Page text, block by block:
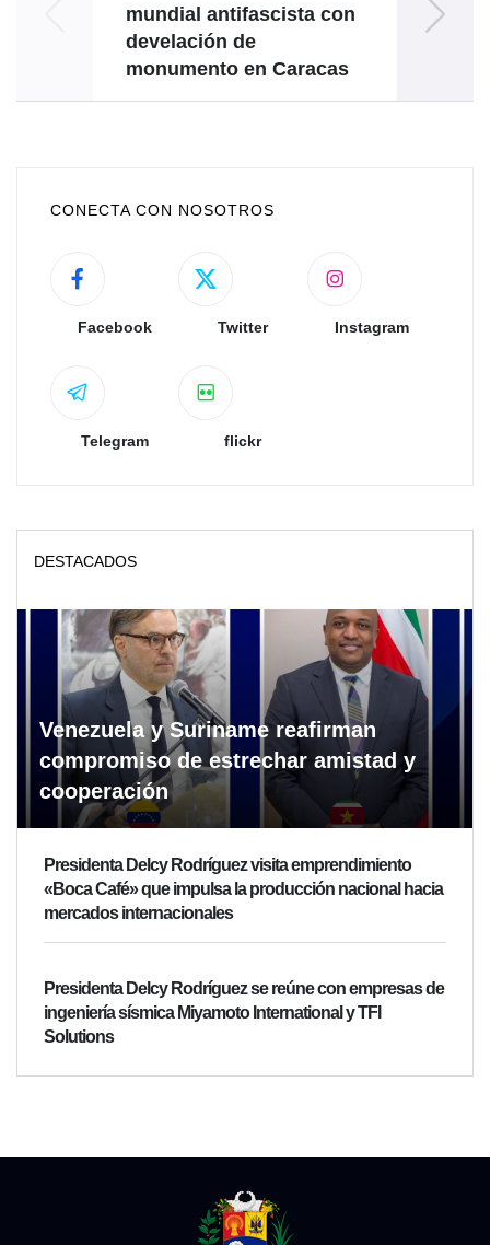
mundial antifascista con
develación de
monumento en Caracas
CONECTA CON NOSOTROS
Facebook Twitter Instagram
Telegram flickr
DESTACADOS
Venezuela y Suriname reafirman
compromiso de estrechar amistad y
cooperación
Presidenta Delcy Rodríguez visita emprendimiento
«Boca Café» que impulsa la producción nacional hacia
mercados internacionales
Presidenta Delcy Rodríguez se reúne con empresas de
ingeniería sísmica Miyamoto International y TFI
Solutions